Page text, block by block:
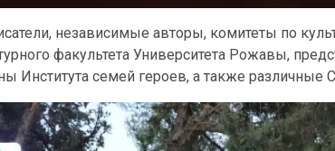
независимые авторы, комитеты по
факультета Университета Рожавы,
Института семей героев, а также различные